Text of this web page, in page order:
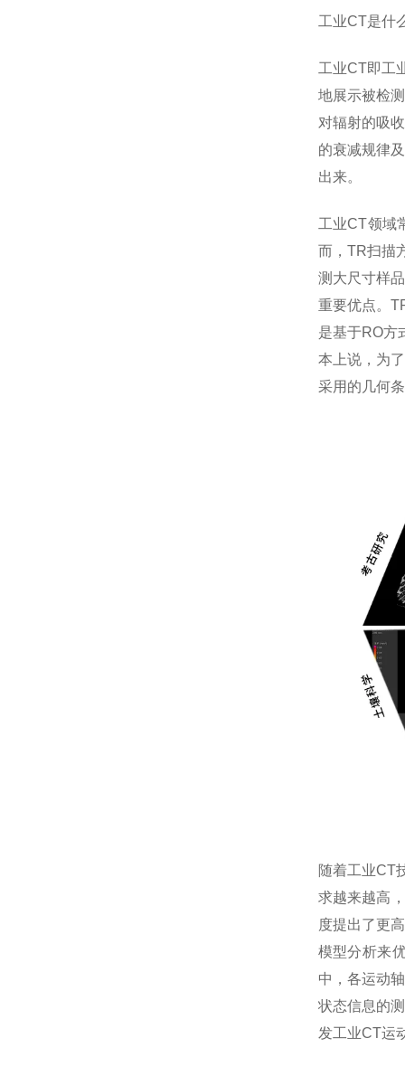
工业CT是什
工业CT即工
地展示被检
对辐射的吸
的衰减规律
出来。
工业CT领域
而，TR扫描
测大尺寸样
重要优点。
是基于RO方
本上说，为
采用的几何
随着工业CT
求越来越高
度提出了更
模型分析来
中，各运动
状态信息的
发工业CT运